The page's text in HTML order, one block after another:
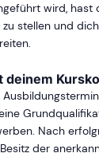
wird, hast
zu stellen und
deinem
Nach
der